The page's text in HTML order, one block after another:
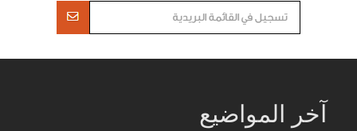
آخر المواضيع